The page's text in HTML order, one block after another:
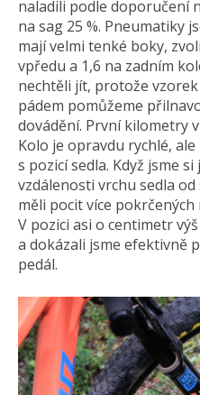
naladili podle doporučení
na sag 25 %. Pneumatiky
mají velmi tenké boky,
vpředu a 1,6 na zadním
nechtěli jít, protože
pádem pomůžeme
dovádění. První kilometry
Kolo je opravdu rychlé,
s pozicí sedla. Když jsme
vzdálenosti vrchu sedla
měli pocit více
V pozici asi o centimetr
a dokázali jsme efektivně
pedál.